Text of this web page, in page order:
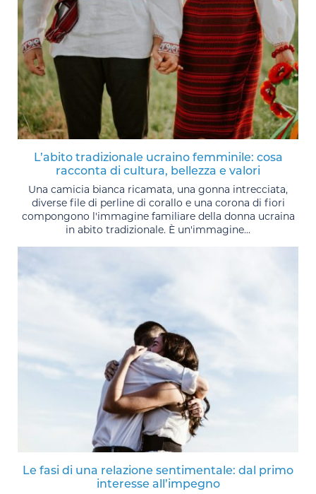
L’abito tradizionale ucraino femminile: cosa
racconta di cultura, bellezza e valori
Una camicia bianca ricamata, una gonna intrecciata,
diverse file di perline di corallo e una corona di fiori
compongono l'immagine familiare della donna ucraina
in abito tradizionale. È un'immagine...
Le fasi di una relazione sentimentale: dal primo
interesse all’impegno